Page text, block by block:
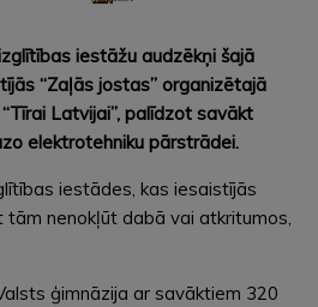
iestāžu audzēkņi šajā
“Zaļās jostas” organizētajā
Latvijai”, palīdzot savākt
elektrotehniku pārstrādei.
iestādes, kas iesaistījās
tām nenokļūt dabā vai atkritumos,
ģimnāzija ar savāktiem 320